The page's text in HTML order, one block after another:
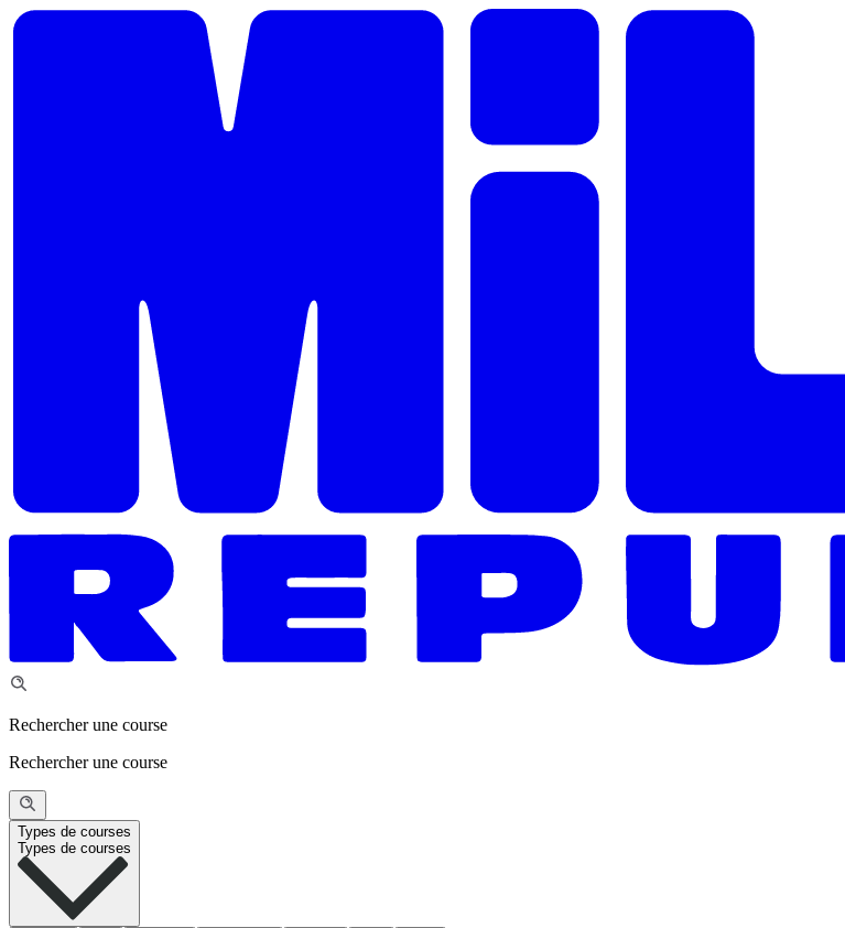
Rechercher une course
Rechercher une course
Types de courses
Types de courses